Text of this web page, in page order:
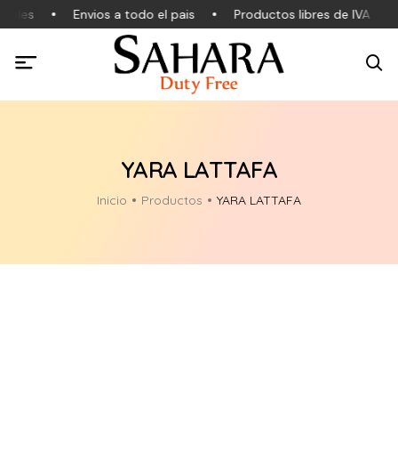
Envios a todo el pais Productos libres de IVA
YARA LATTAFA
Inicio Productos YARA LATTAFA